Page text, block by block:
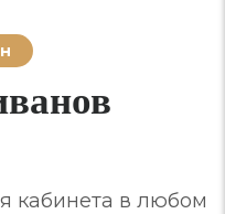
кабинета в любом